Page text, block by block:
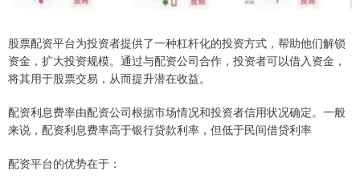
股票配资平台为投资者提供了一种杠杆化的投资方式，帮助他们解锁
资金，扩大投资规模。通过与配资公司合作，投资者可以借入资金，
将其用于股票交易，从而提升潜在收益。
配资利息费率由配资公司根据市场情况和投资者信用状况确定。一般
来说，配资利息费率高于银行贷款利率，但低于民间借贷利率
配资平台的优势在于：